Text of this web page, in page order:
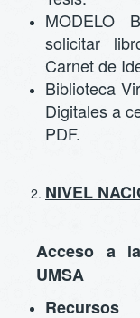
MODELO
solicitar
Carnet de
Biblioteca
Digitales a
PDF.
NIVEL
Acceso a
UMSA